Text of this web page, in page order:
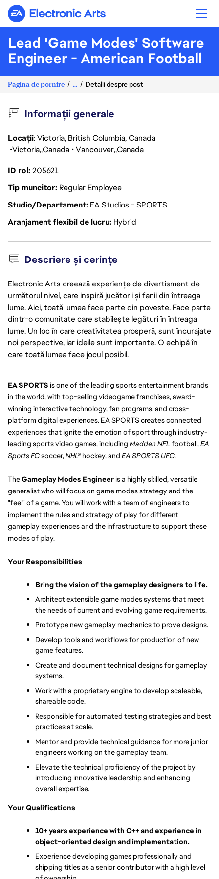
Electronic Arts
Lead 'Game Modes' Software
Engineer - American Football
Pagina de pornire ... Detalii despre post
Informații generale
Locații: Victoria, British Columbia, Canada
Victoria Canada Vancouver Canada
ID rol205621
Tip muncitor Regular Employee
Studio/Departament EA Studios - SPORTS
Aranjament flexibil de lucru Hybrid
Descriere și cerințe
Electronic Arts creează experiențe de divertisment de
următorul nivel, care inspiră jucătorii și fanii din întreaga
lume. Aici, toată lumea face parte din poveste. Face parte
dintr-o comunitate care stabilește legături în întreaga
lume. Un loc în care creativitatea prosperă, sunt încurajate
noi perspective, iar ideile sunt importante. O echipă în
care toată lumea face jocul posibil.
EA SPORTS is one of the leading sports entertainment brands
in the world, with top-selling videogame franchises, award-
winning interactive technology, fan programs, and cross-
platform digital experiences. EA SPORTS creates connected
experiences that ignite the emotion of sport through industry-
leading sports video games, including Madden NFL football, EA
Sports FC soccer, NHL® hockey, and EA SPORTS UFC.
The Gameplay Modes Engineer is a highly skilled, versatile
generalist who will focus on game modes strategy and the
"feel" of a game. You will work with a team of engineers to
implement the rules and strategy of play for different
gameplay experiences and the infrastructure to support these
modes of play.
Your Responsibilities
Bring the vision of the gameplay designers to life.
Architect extensible game modes systems that meet
the needs of current and evolving game requirements.
Prototype new gameplay mechanics to prove designs.
Develop tools and workflows for production of new
game features.
Create and document technical designs for gameplay
systems.
Work with a proprietary engine to develop scaleable,
shareable code.
Responsible for automated testing strategies and best
practices at scale.
Mentor and provide technical guidance for more junior
engineers working on the gameplay team.
Elevate the technical proficiency of the project by
introducing innovative leadership and enhancing
overall expertise.
Your Qualifications
10+ years experience with C++ and experience in
object-oriented design and implementation.
Experience developing games professionally and
shipping titles as a senior contributor with a high level